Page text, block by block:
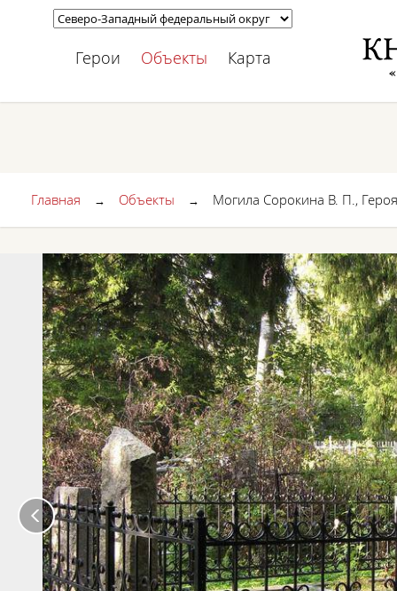
Герои Объекты Карта
Главная → Объекты → Могила Сорокина В. П.,